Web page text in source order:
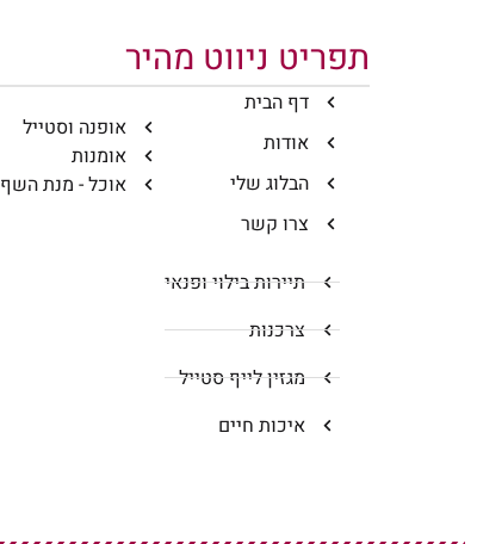
תפריט ניווט מהיר
דף הבית
אודות
הבלוג שלי
צרו קשר
אופנה וסטייל
אומנות
אוכל - מנת השף
תיירות בילוי ופנאי
צרכנות
מגזין לייף סטייל
איכות חיים